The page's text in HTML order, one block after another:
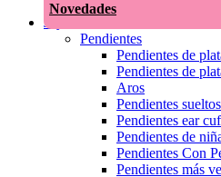
Novedades
Joyas
Pendientes
Pendientes de
Pendientes de
Aros
Pendientes sueltos
Pendientes ear
Pendientes de
Pendientes Con
Pendientes más